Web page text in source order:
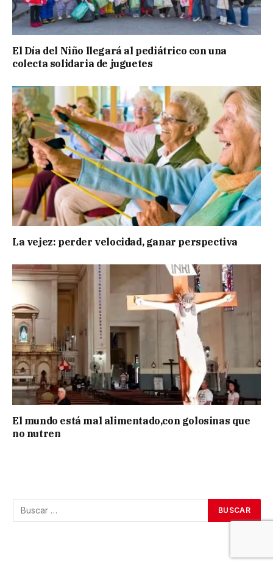
El Día del Niño llegará al pediátrico con una
colecta solidaria de juguetes
La vejez: perder velocidad, ganar perspectiva
El mundo está mal alimentado,con golosinas que
no nutren